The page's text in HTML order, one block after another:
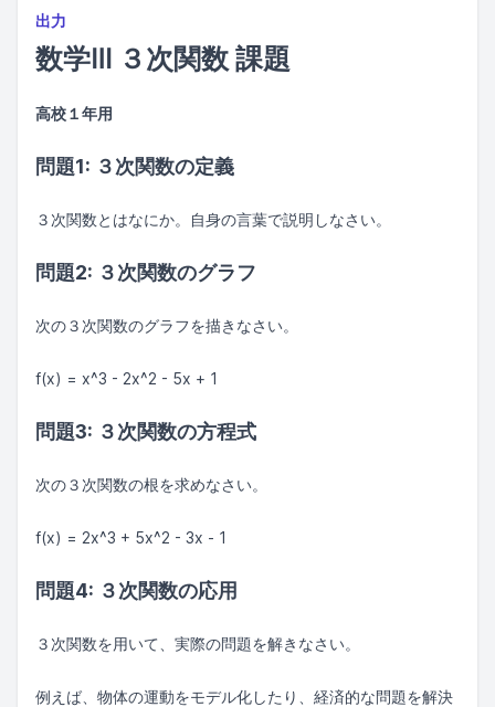
出力
数学Ⅲ ３次関数 課題
高校１年用
問題1: ３次関数の定義
３次関数とはなにか。自身の言葉で説明しなさい。
問題2: ３次関数のグラフ
次の３次関数のグラフを描きなさい。
f(x) = x^3 - 2x^2 - 5x + 1
問題3: ３次関数の方程式
次の３次関数の根を求めなさい。
f(x) = 2x^3 + 5x^2 - 3x - 1
問題4: ３次関数の応用
３次関数を用いて、実際の問題を解きなさい。
例えば、物体の運動をモデル化したり、経済的な問題を解決